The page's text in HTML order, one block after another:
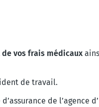
vos frais médicaux
de travail.
de l’agence